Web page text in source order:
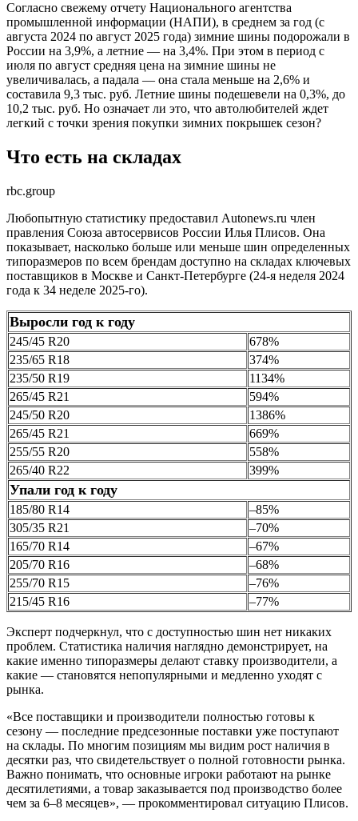
Согласно свежему отчету Национального агентства
промышленной информации (НАПИ), в среднем за год (с
августа 2024 по август 2025 года) зимние шины подорожали в
России на 3,9%, а летние — на 3,4%. При этом в период с
июля по август средняя цена на зимние шины не
увеличивалась, а падала — она стала меньше на 2,6% и
составила 9,3 тыс. руб. Летние шины подешевели на 0,3%, до
10,2 тыс. руб. Но означает ли это, что автолюбителей ждет
легкий с точки зрения покупки зимних покрышек сезон?
Что есть на складах
rbc.group
Любопытную статистику предоставил Autonews.ru член
правления Союза автосервисов России Илья Плисов. Она
показывает, насколько больше или меньше шин определенных
типоразмеров по всем брендам доступно на складах ключевых
поставщиков в Москве и Санкт-Петербурге (24-я неделя 2024
года к 34 неделе 2025-го).
Выросли год к году
245/45 R20
678%
235/65 R18
374%
235/50 R19
1134%
265/45 R21
594%
245/50 R20
1386%
265/45 R21
669%
255/55 R20
558%
265/40 R22
399%
Упали год к году
185/80 R14
–85%
305/35 R21
–70%
165/70 R14
–67%
205/70 R16
–68%
255/70 R15
–76%
215/45 R16
–77%
Эксперт подчеркнул, что с доступностью шин нет никаких
проблем. Статистика наличия наглядно демонстрирует, на
какие именно типоразмеры делают ставку производители, а
какие — становятся непопулярными и медленно уходят с
рынка.
«Все поставщики и производители полностью готовы к
сезону — последние предсезонные поставки уже поступают
на склады. По многим позициям мы видим рост наличия в
десятки раз, что свидетельствует о полной готовности рынка.
Важно понимать, что основные игроки работают на рынке
десятилетиями, а товар заказывается под производство более
чем за 6–8 месяцев», — прокомментировал ситуацию Плисов.